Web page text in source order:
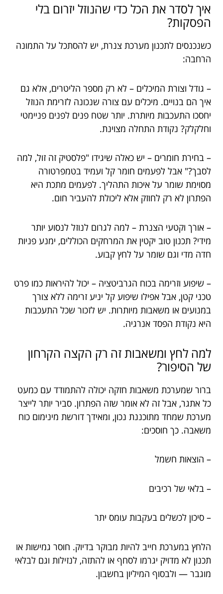
איך לסדר את הכל כדי שהנוזל יזרום בלי
הפסקות?
כשנכנסים לתכנון מערכת צנרת, יש להסתכל על התמונה
הרחבה:
– גודל וצורת המיכלים – לא רק מספר הליטרים, אלא גם
איך הם בנויים. מיכלים עם צורה שנכונה לזרימת הנוזל
יחסכו התעכבות מיותרת. יותר שטח פנים לפנים פניימטי
וחלקלק? נקודת התחלה מצוינת.
– בחירת חומרים – יש כאלה שיגידו "פלסטיק זה זול, למה
לסבך?" אבל לפעמים חומר קל ועמיד בטמפרטורה
מסוימת שומר על איכות התהליך. לפעמים מתכת היא
הפתרון לא רק לחוזק אלא ליכולת להעביר חום.
– אורך וקטעי הצנרת – למה לגרום לנוזל לנסוע יותר
מידי? תכנון טוב יקטין את המרחקים הכוללים, ימנע פניות
חדה מדי וגם שומר על לחץ קבוע.
– שיפוע וזרימה בכוח הגרביטציה – יכול להיראות כמו פרט
טכני קטן, אבל אפילו שיפוע קל יניע זרימה ללא צורך
במנועים או משאבות מיותרות. יש לזכור שכל התעכבות
היא נקודת הפסד אנרגיה.
למה לחץ ומשאבות זה רק הקצה הקרחון
של הסיפור?
ברור שמערכת משאבות חזקה יכולה להתמודד עם כמעט
כל אתגר, אבל זה לא אומר שזה הפתרון. סביר יותר לייצר
מערכת שמחד מתוכננת נכון, ומאידך דורשת מינימום כוח
משאבה. כך חוסכים:
– הוצאות חשמל
– בלאי של רכיבים
– סיכון לכשלים בעקבות עומס יתר
הלחץ במערכת חייב להיות מבוקר בדיוק. חוסר גמישות או
תכנון לא מדויק יגרמו לסחף או להתזה, לנזילות וגם לבלאי
מוגבר — ולבסוף המיליון בחשבון.